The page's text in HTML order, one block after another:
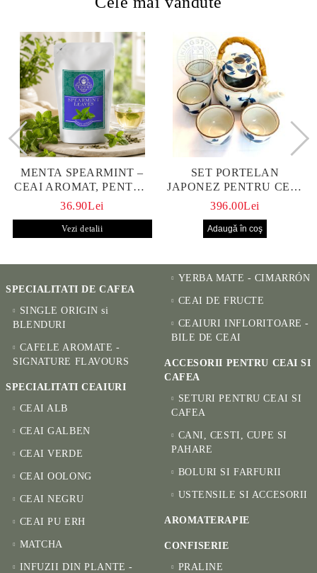
MENTA SPEARMINT –
CEAI AROMAT, PENTRU
CALM ȘI BENEFIC
36.90Lei
Vezi detalii
SET PORTELAN
JAPONEZ PENTRU CEAI
HANAKO, CEAINIC SI 4
396.00Lei
SPECIALITATI DE CAFEA
SINGLE ORIGIN si
BLENDURI
CAFELE AROMATE -
SIGNATURE FLAVOURS
SPECIALITATI CEAIURI
CEAI ALB
CEAI GALBEN
CEAI VERDE
CEAI OOLONG
CEAI NEGRU
CEAI PU ERH
MATCHA
INFUZII DIN PLANTE -
YERBA MATE - CIMARRÓN
CEAI DE FRUCTE
CEAIURI INFLORITOARE -
BILE DE CEAI
ACCESORII PENTRU CEAI SI
CAFEA
SETURI PENTRU CEAI SI
CAFEA
CANI, CESTI, CUPE SI
PAHARE
BOLURI SI FARFURII
USTENSILE SI ACCESORII
AROMATERAPIE
CONFISERIE
PRALINE